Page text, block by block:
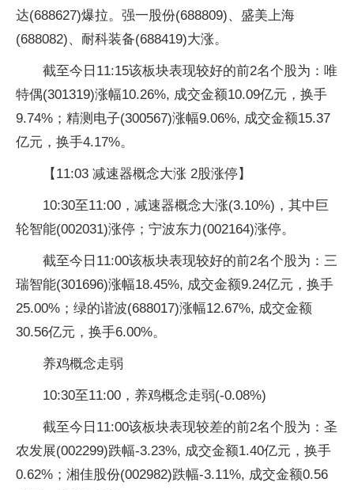
达(688627)爆拉。强一股份(688809)、盛美上海
(688082)、耐科装备(688419)大涨。
截至今日11:15该板块表现较好的前2名个股为：唯
特偶(301319)涨幅10.26%, 成交金额10.09亿元，换手
9.74%；精测电子(300567)涨幅9.06%, 成交金额15.37
亿元，换手4.17%。
【11:03 减速器概念大涨 2股涨停】
10:30至11:00，减速器概念大涨(3.10%)，其中巨
轮智能(002031)涨停；宁波东力(002164)涨停。
截至今日11:00该板块表现较好的前2名个股为：三
瑞智能(301696)涨幅18.45%, 成交金额9.24亿元，换手
25.00%；绿的谐波(688017)涨幅12.67%, 成交金额
30.56亿元，换手6.00%。
养鸡概念走弱
10:30至11:00，养鸡概念走弱(-0.08%)
截至今日11:00该板块表现较差的前2名个股为：圣
农发展(002299)跌幅-3.23%, 成交金额1.40亿元，换手
0.62%；湘佳股份(002982)跌幅-3.11%, 成交金额0.56